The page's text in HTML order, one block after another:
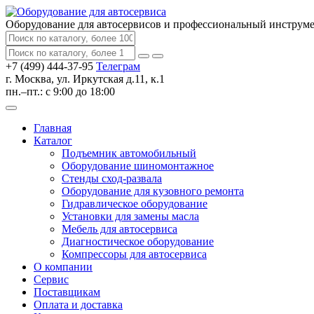
Оборудование для автосервисов и профессиональный
+7 (499) 444-37-95 Телеграм
г. Москва, ул. Иркутская д.11, к.1
пн.–пт.: с 9:00 до 18:00
Главная
Каталог
Подъемник автомобильный
Оборудование шиномонтажное
Стенды сход-развала
Оборудование для кузовного ремонта
Гидравлическое оборудование
Установки для замены масла
Мебель для автосервиса
Диагностическое оборудование
Компрессоры для автосервиса
О компании
Сервис
Поставщикам
Оплата и доставка